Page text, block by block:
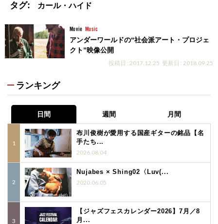
タグ: カール・ハイド
Movie Music
アンダーワールドの“社会派アート・プロジェ
クト”映像公開
投稿日 : 2017.12.25 更新日 : 2018.09.25
ランキング
日間 週間 月間
布川俊樹が愛用する国産ギターの銘品【名
手たち...
2026.08.04
Nujabes × Shing02〈Luv(...
2020.06.05
【ジャズフェスカレンダー2026】7月／8
月...